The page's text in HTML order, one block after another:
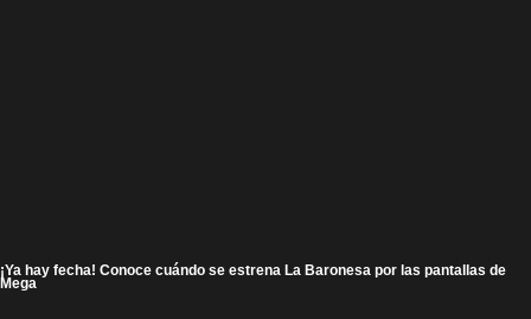
¡Ya hay fecha! Conoce cuándo se estrena La Baronesa por las pantallas de
Mega